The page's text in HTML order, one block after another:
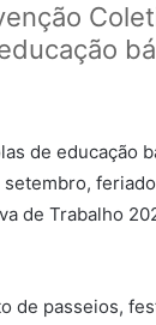
de educação
de Trabalho
de passeios,